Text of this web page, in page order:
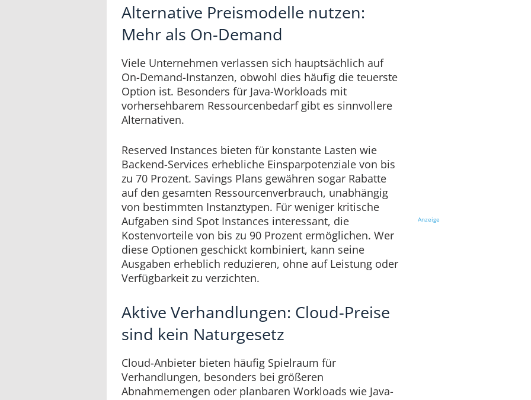
Alternative Preismodelle nutzen:
Mehr als On-Demand
Viele Unternehmen verlassen sich hauptsächlich auf
On-Demand-Instanzen, obwohl dies häufig die teuerste
Option ist. Besonders für Java-Workloads mit
vorhersehbarem Ressourcenbedarf gibt es sinnvollere
Alternativen.
Reserved Instances bieten für konstante Lasten wie
Backend-Services erhebliche Einsparpotenziale von bis
zu 70 Prozent. Savings Plans gewähren sogar Rabatte
auf den gesamten Ressourcenverbrauch, unabhängig
von bestimmten Instanztypen. Für weniger kritische
Aufgaben sind Spot Instances interessant, die
Kostenvorteile von bis zu 90 Prozent ermöglichen. Wer
diese Optionen geschickt kombiniert, kann seine
Ausgaben erheblich reduzieren, ohne auf Leistung oder
Verfügbarkeit zu verzichten.
Aktive Verhandlungen: Cloud-Preise
sind kein Naturgesetz
Cloud-Anbieter bieten häufig Spielraum für
Verhandlungen, besonders bei größeren
Abnahmemengen oder planbaren Workloads wie Java-
Anzeige